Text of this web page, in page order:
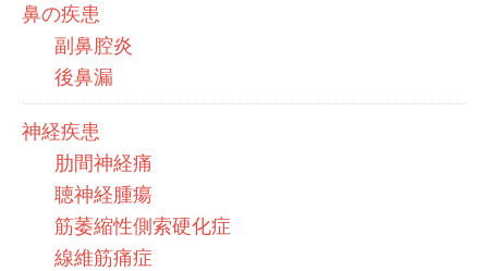
鼻の疾患
副鼻腔炎
後鼻漏
神経疾患
肋間神経痛
聴神経腫瘍
筋萎縮性側索硬化症
線維筋痛症